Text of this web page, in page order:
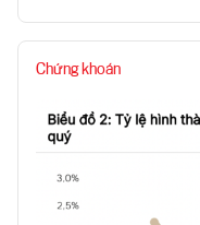
Chứng khoán